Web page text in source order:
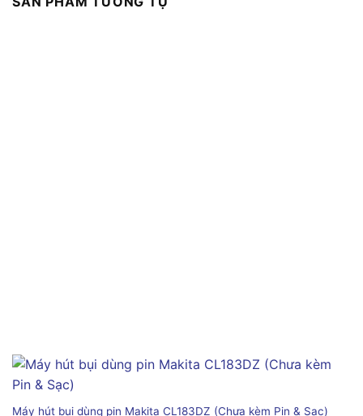
Máy hút bụi dùng pin Makita CL183DZ (Chưa kèm Pin & Sạc)